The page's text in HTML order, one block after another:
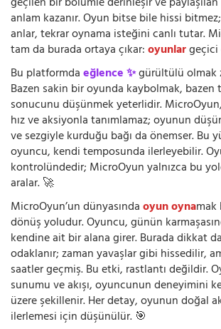
anlam kazanır. Oyun bitse bile hissi
anlar, tekrar oynama isteğini canlı tutar.
tam da burada ortaya çıkar:oyunlargeçici
Bu platformdaeğlence ✨gürültülü olmak
Bazen sakin bir oyunda kaybolmak,
sonucunu düşünmek yeterlidir.
hız ve aksiyonla tanımlamaz; oyunun
ve sezgiyle kurduğu bağı da önemser. Bu
oyuncu, kendi temposunda ilerleyebilir.
kontrolündedir; MicroOyun yalnızca bu
aralar. 🚀
MicroOyun’un dünyasındaoyun oynamak
dönüş yoludur. Oyuncu, günün
kendine ait bir alana girer. Burada dikkat
odaklanır; zaman yavaşlar gibi hissedilir,
saatler geçmiş. Bu etki, rastlantı değildir.
sunumu ve akışı, oyuncunun deneyimini
üzere şekillenir. Her detay, oyunun doğal
ilerlemesi için düşünülür. 🎯